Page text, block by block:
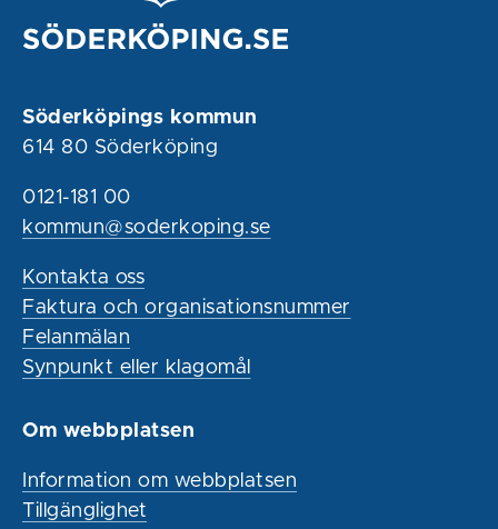
Söderköpings kommun
614 80 Söderköping
0121-181 00
kommun@soderkoping.se
Kontakta oss
Faktura och organisationsnummer
Felanmälan
Synpunkt eller klagomål
Om webbplatsen
Information om webbplatsen
Tillgänglighet